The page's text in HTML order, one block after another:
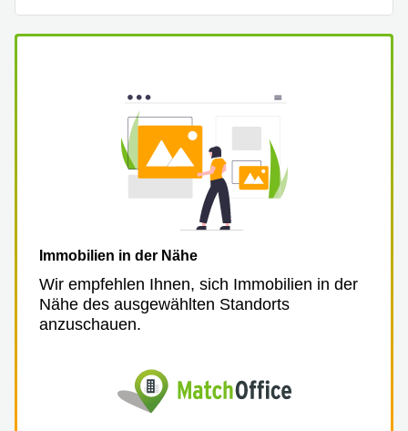
Immobilien in der Nähe
Wir empfehlen Ihnen, sich Immobilien in der
Nähe des ausgewählten Standorts
anzuschauen.